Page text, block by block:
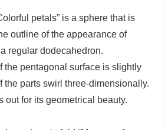
petals” is a sphere that is
outline of the appearance of
regular dodecahedron.
the pentagonal surface is slightly
the parts swirl three-dimensionally.
out for its geometrical beauty.